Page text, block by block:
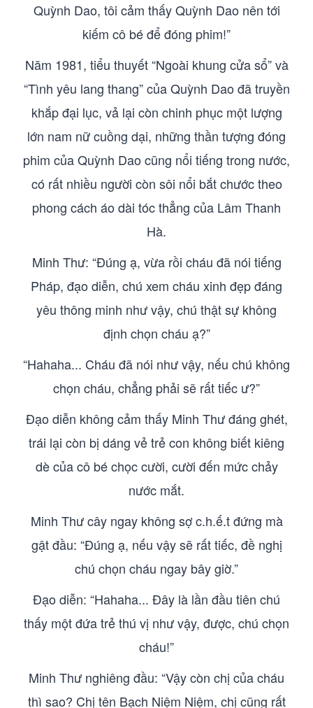
Quỳnh Dao, tôi cảm thấy Quỳnh Dao nên tới
kiếm cô bé để đóng phim!”
Năm 1981, tiểu thuyết “Ngoài khung cửa sổ” và
“Tình yêu lang thang” của Quỳnh Dao đã truyền
khắp đại lục, vả lại còn chinh phục một lượng
lớn nam nữ cuồng dại, những thần tượng đóng
phim của Quỳnh Dao cũng nổi tiếng trong nước,
có rất nhiều người còn sôi nổi bắt chước theo
phong cách áo dài tóc thẳng của Lâm Thanh
Hà.
Minh Thư: “Đúng ạ, vừa rồi cháu đã nói tiếng
Pháp, đạo diễn, chú xem cháu xinh đẹp đáng
yêu thông minh như vậy, chú thật sự không
định chọn cháu ạ?”
“Hahaha... Cháu đã nói như vậy, nếu chú không
chọn cháu, chẳng phải sẽ rất tiếc ư?”
Đạo diễn không cảm thấy Minh Thư đáng ghét,
trái lại còn bị dáng vẻ trẻ con không biết kiêng
dè của cô bé chọc cười, cười đến mức chảy
nước mắt.
Minh Thư cây ngay không sợ c.h.ế.t đứng mà
gật đầu: “Đúng ạ, nếu vậy sẽ rất tiếc, đề nghị
chú chọn cháu ngay bây giờ.”
Đạo diễn: “Hahaha... Đây là lần đầu tiên chú
thấy một đứa trẻ thú vị như vậy, được, chú chọn
cháu!”
Minh Thư nghiêng đầu: “Vậy còn chị của cháu
thì sao? Chị tên Bạch Niệm Niệm, chị cũng rất